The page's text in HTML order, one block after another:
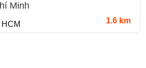
Minh
1.6 km